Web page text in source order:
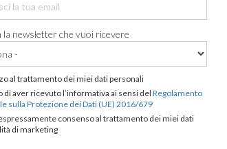
la newsletter che vuoi ricevere
al trattamento dei miei dati personali
di aver ricevuto l’informativa ai sensi delRegolamento
sulla Protezione dei Dati (UE) 2016/679
consenso al trattamento dei miei dati
di marketing